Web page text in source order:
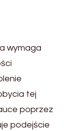
wymaga
tej
poprzez
podejście